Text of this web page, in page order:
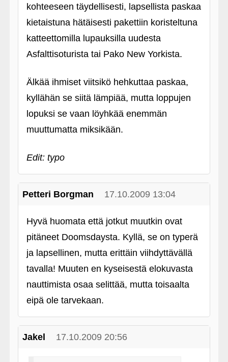
kohteeseen täydellisesti, lapsellista paskaa
kietaistuna hätäisesti pakettiin koristeltuna
katteettomilla lupauksilla uudesta
Asfalttisoturista tai Pako New Yorkista.
Älkää ihmiset viitsikö hehkuttaa paskaa,
kyllähän se siitä lämpiää, mutta loppujen
lopuksi se vaan löyhkää enemmän
muuttumatta miksikään.
Edit: typo
Petteri Borgman 17.10.2009 13:04
Hyvä huomata että jotkut muutkin ovat
pitäneet Doomsdaysta. Kyllä, se on typerä
ja lapsellinen, mutta erittäin viihdyttävällä
tavalla! Muuten en kyseisestä elokuvasta
nauttimista osaa selittää, mutta toisaalta
eipä ole tarvekaan.
Jakel 17.10.2009 20:56